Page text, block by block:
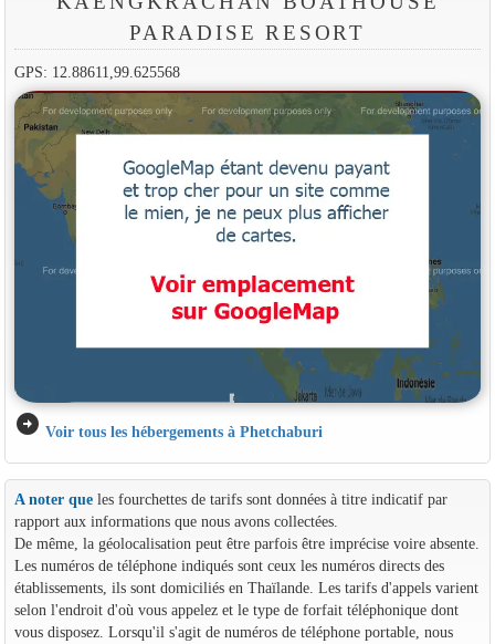
PARADISE RESORT
GPS: 12.88611,99.625568
arrow_circle_right Voir tous les hébergements à Phetchaburi
A noter queles fourchettes de tarifs sont données à titre indicatif par
rapport aux informations que nous avons collectées.
De même, la géolocalisation peut être parfois être imprécise voire absente.
Les numéros de téléphone indiqués sont ceux les numéros directs des
établissements, ils sont domiciliés en Thaïlande. Les tarifs d'appels varient
selon l'endroit d'où vous appelez et le type de forfait téléphonique dont
vous disposez. Lorsqu'il s'agit de numéros de téléphone portable, nous